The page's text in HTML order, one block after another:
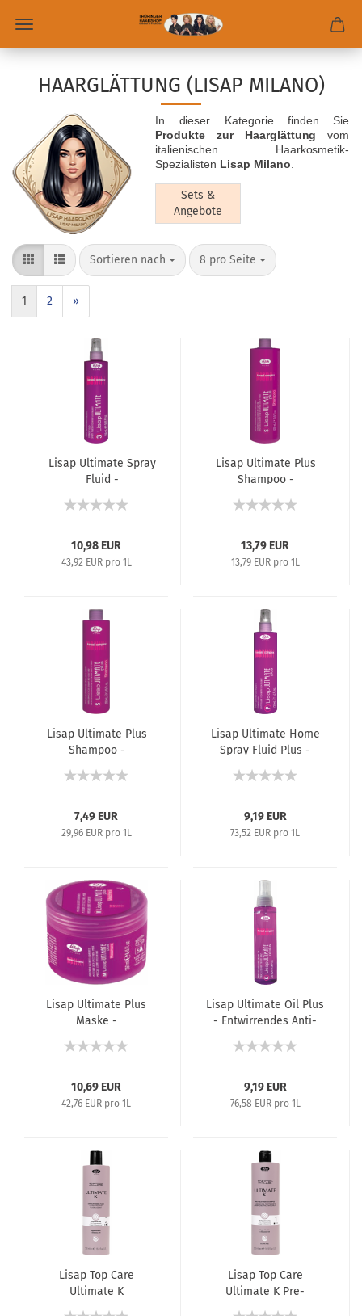
HAARGLÄTTUNG (LISAP MILANO)
In dieser Kategorie finden Sie
Produkte zur Haarglättung vom
italienischen Haarkosmetik-
Spezialisten Lisap Milano
Sets &
Angebote
Sortieren nach 8 pro Seite
1 2 »
Lisap Ultimate Spray
Fluid -
revitalisierendes Spray
250 ml
10,98 EUR
43,92 EUR pro 1L
Lisap Ultimate Plus
Shampoo -
- 1000 ml
13,79 EUR
13,79 EUR pro 1L
Lisap Ultimate Plus
Shampoo -
- 250 ml
7,49 EUR
29,96 EUR pro 1L
Lisap Ultimate Home
Spray Fluid Plus -
die Haarglättung -
9,19 EUR
73,52 EUR pro 1L
Lisap Ultimate Plus
Maske -
250 ml
10,69 EUR
42,76 EUR pro 1L
Lisap Ultimate Oil Plus
- Entwirrendes Anti-
9,19 EUR
76,58 EUR pro 1L
Lisap Top Care
Ultimate K
Lisap Top Care
Ultimate K Pre-